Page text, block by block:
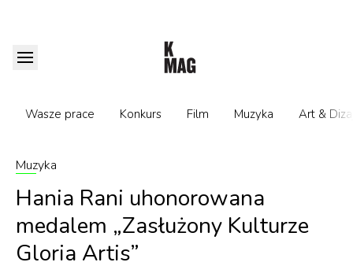
Wasze prace Konkurs Film Muzyka Art &
Muzyka
Hania Rani uhonorowana
medalem „Zasłużony Kulturze
Gloria Artis”